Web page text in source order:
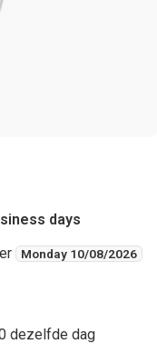
days
Monday 10/08/2026
dezelfde dag